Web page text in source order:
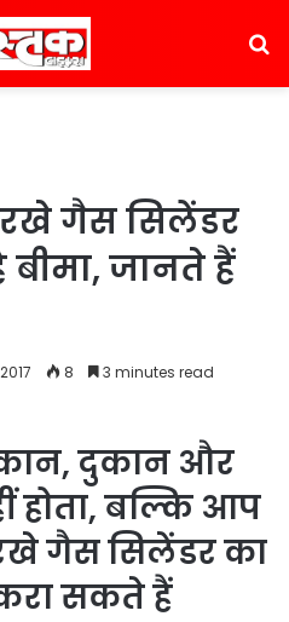
गैस सिलेंडर
बीमा, जानते हैं
8 3 minutes read
दुकान और
होता, बल्कि आप
गैस सिलेंडर का
सकते हैं